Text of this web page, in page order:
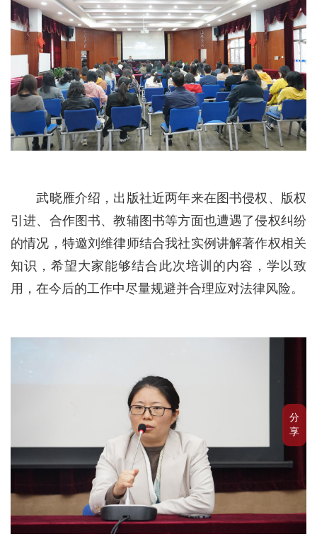
分
享
武晓雁介绍，出版社近两年来在图书侵权、版权
引进、合作图书、教辅图书等方面也遭遇了侵权纠纷
的情况，特邀刘维律师结合我社实例讲解著作权相关
知识，希望大家能够结合此次培训的内容，学以致
用，在今后的工作中尽量规避并合理应对法律风险。